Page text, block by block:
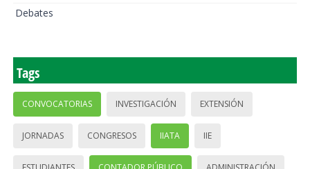
Debates
Tags
CONVOCATORIAS INVESTIGACIÓN EXTENSIÓN
JORNADAS CONGRESOS IIATA IIE